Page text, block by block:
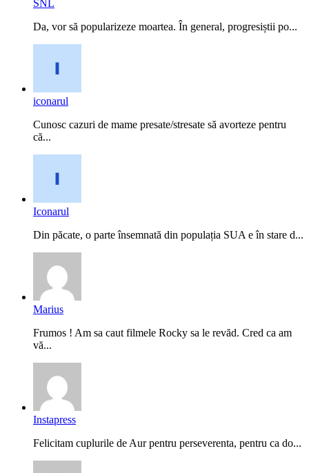
SNL
Da, vor să popularizeze moartea. În general, progresiștii po...
iconarul
Cunosc cazuri de mame presate/stresate să avorteze pentru
că...
Iconarul
Din păcate, o parte însemnată din populația SUA e în stare d...
Marius
Frumos ! Am sa caut filmele Rocky sa le revăd. Cred ca am
vă...
Instapress
Felicitam cuplurile de Aur pentru perseverenta, pentru ca do...